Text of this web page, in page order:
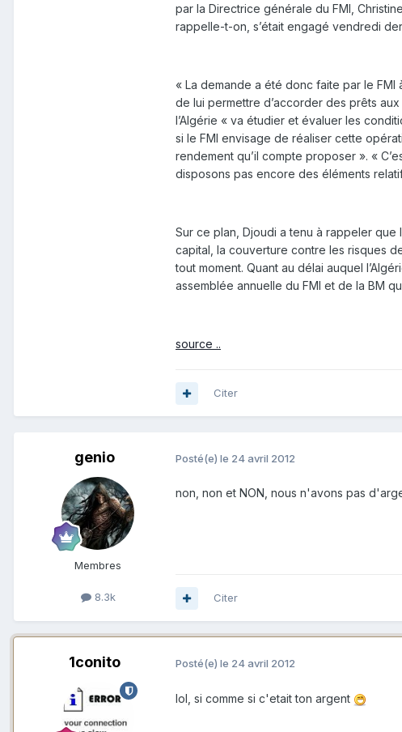
par la Directrice générale du FMI,
rappelle-t-on, s’était engagé vendredi
« La demande a été donc faite par le FMI
de lui permettre d’accorder des prêts
l’Algérie « va étudier et évaluer les
si le FMI envisage de réaliser cette
rendement qu’il compte proposer ». «
disposons pas encore des éléments
Sur ce plan, Djoudi a tenu à rappeler
capital, la couverture contre les risques
tout moment. Quant au délai auquel
assemblée annuelle du FMI et de la BM
source ..
Citer
genio
Membres
8.3k
Posté(e) le 24 avril 2012
non, non et NON, nous n'avons pas
Citer
1conito Posté(e) le 24 avril 2012
lol, si comme si c'etait ton argent